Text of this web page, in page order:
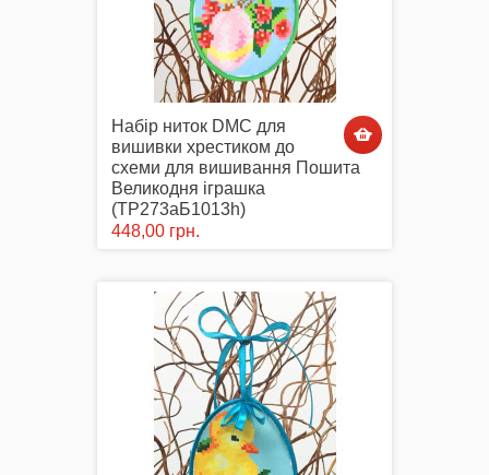
Набір ниток DMC для
вишивки хрестиком до
схеми для вишивання Пошита
Великодня іграшка
(ТР273аБ1013h)
448,00 грн.